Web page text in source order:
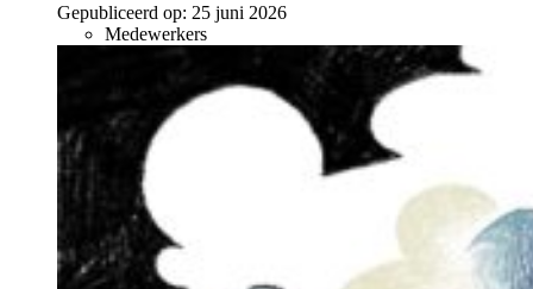
Gepubliceerd op: 25 juni 2026
Medewerkers